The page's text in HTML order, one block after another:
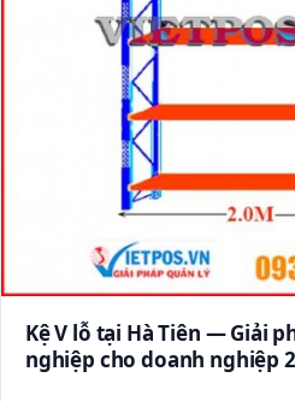
Kệ V lỗ tại Hà Tiên — Giải
nghiệp cho doanh nghiệp